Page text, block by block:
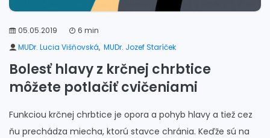
05.05.2019
6 min
MUDr. Lucia Višňovská, MUDr. Jozef Staríček
Bolesť hlavy z krčnej chrbtice
môžete potlačiť cvičeniami
Funkciou krčnej chrbtice je opora a pohyb hlavy a tiež cez
ňu prechádza miecha, ktorú stavce chránia. Keďže sú na